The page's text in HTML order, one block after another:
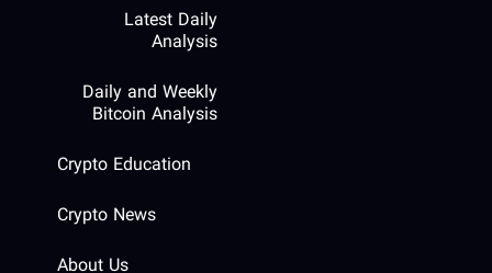
Latest Daily
Analysis
Daily and Weekly
Bitcoin Analysis
Crypto Education
Crypto News
About Us